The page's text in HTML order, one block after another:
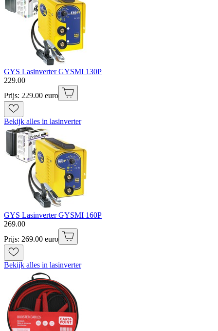
GYS Lasinverter GYSMI 130P
229.00
Prijs: 229.00 euro
Bekijk alles in lasinverter
GYS Lasinverter GYSMI 160P
269.00
Prijs: 269.00 euro
Bekijk alles in lasinverter